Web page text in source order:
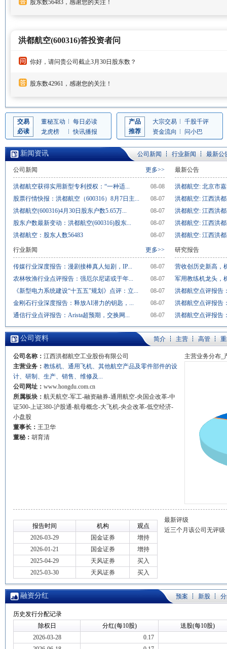
股东数56483，感谢您的关注！
洪都航空(600316)答投资者问
你好，请问贵公司截止3月30日股东数？
股东数42961，感谢您的关注！
交易
必读
董秘互动
每日必读
龙虎榜
快讯播报
产品
推荐
大宗交易
千股千评
资金流向
问小巴
新闻资讯 公司新闻 行业新闻 最新公
更多>>
公司新闻
08-08
洪都航空获得实用新型专利授权：“一种适...
08-07
股票行情快报：洪都航空（600316）8月7日主...
08-07
洪都航空(600316)4月30日股东户数5.65万...
08-07
股东户数最新变动：洪都航空(600316)股东...
08-07
洪都航空：股东人数56483
更多>>
行业新闻
08-07
传媒行业深度报告：漫剧接棒真人短剧，IP...
08-07
农林牧渔行业点评报告：强厄尔尼诺或于年...
08-07
《新型电力系统建设“十五五”规划》点评：立...
08-07
金刚石行业深度报告：释放AI潜力的钥匙，...
08-07
通信行业点评报告：Arista超预期，交换网...
最新公告
洪都航空: 北京市
洪都航空: 江西洪
洪都航空: 江西洪
洪都航空: 江西洪
洪都航空: 江西洪
研究报告
营收创历史新高，
军用教练机龙头，
洪都航空点评报告
洪都航空点评报告
洪都航空点评报告
公司资料 简介 主营 高管
公司名称： 江西洪都航空工业股份有限公司
主营业务： 教练机、通用飞机、其他航空产品及零件部件的设
计、研制、生产、销售、维修及...
公司网址： www.hongdu.com.cn
所属板块： 航天航空-军工-融资融券-通用航空-央国企改革-中
证500-上证380-沪股通-航母概念-大飞机-央企改革-低空经济-
小盘股
董事长： 王卫华
董秘： 胡育清
主营业务分布_
报告时间 机构
观点
2026-03-29
国金证券
增持
2026-01-21
国金证券
增持
2025-04-29
天风证券
买入
2025-03-30
天风证券 买入
最新评级
近三个月该公司无评级
融资分红 预案 新股
历史发行分配记录
除权日
分红(每10股)
送股(每10股)
2026-03-28
0.17